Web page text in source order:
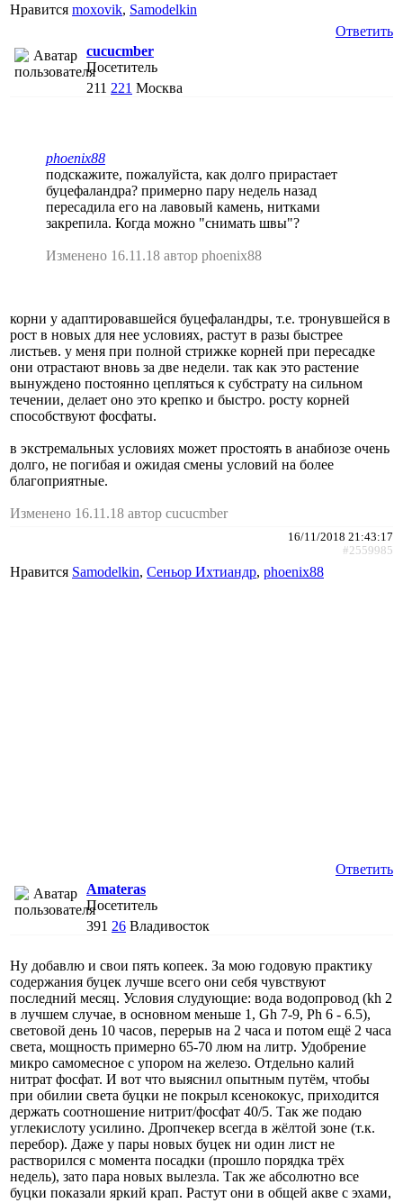
Нравится moxovik, Samodelkin
Ответить
cucucmber
Посетитель
211 221 Москва
phoenix88
подскажите, пожалуйста, как долго прирастает
буцефаландра? примерно пару недель назад
пересадила его на лавовый камень, нитками
закрепила. Когда можно "снимать швы"?
Изменено 16.11.18 автор phoenix88
корни у адаптировавшейся буцефаландры, т.е. тронувшейся в
рост в новых для нее условиях, растут в разы быстрее
листьев. у меня при полной стрижке корней при пересадке
они отрастают вновь за две недели. так как это растение
вынуждено постоянно цепляться к субстрату на сильном
течении, делает оно это крепко и быстро. росту корней
способствуют фосфаты.
в экстремальных условиях может простоять в анабиозе очень
долго, не погибая и ожидая смены условий на более
благоприятные.
Изменено 16.11.18 автор cucucmber
16/11/2018 21:43:17
#2559985
Нравится Samodelkin, Сеньор Ихтиандр, phoenix88
Ответить
Amateras
Посетитель
391 26 Владивосток
Ну добавлю и свои пять копеек. За мою годовую практику
содержания буцек лучше всего они себя чувствуют
последний месяц. Условия слудующие: вода водопровод (kh 2
в лучшем случае, в основном меньше 1, Gh 7-9, Ph 6 - 6.5),
световой день 10 часов, перерыв на 2 часа и потом ещё 2 часа
света, мощность примерно 65-70 люм на литр. Удобрение
микро самомесное с упором на железо. Отдельно калий
нитрат фосфат. И вот что выяснил опытным путём, чтобы
при обилии света буцки не покрыл ксенококус, приходится
держать соотношение нитрит/фосфат 40/5. Так же подаю
углекислоту усилино. Дропчекер всегда в жёлтой зоне (т.к.
перебор). Даже у пары новых буцек ни один лист не
растворился с момента посадки (прошло порядка трёх
недель), зато пара новых вылезла. Так же абсолютно все
буцки показали яркий крап. Растут они в общей акве с эхами,